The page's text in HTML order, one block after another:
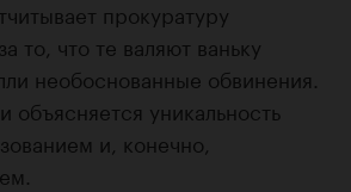
прокуратуру
то, что те валяют ваньку
необоснованные обвинения.
объясняется уникальность
и, конечно,